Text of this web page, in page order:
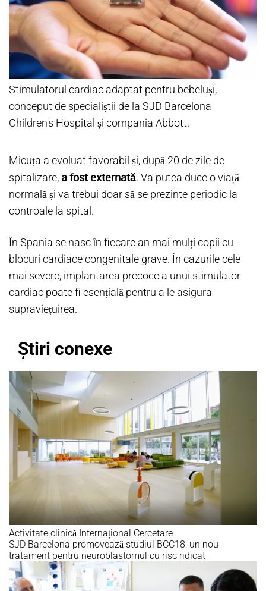
Stimulatorul cardiac adaptat pentru bebeluși,
conceput de specialiștii de la SJD Barcelona
Children's Hospital și compania Abbott.
Micuța a evoluat favorabil și, după 20 de zile de
spitalizare, a fost externată. Va putea duce o viață
normală și va trebui doar să se prezinte periodic la
controale la spital.
În Spania se nasc în fiecare an mai mulți copii cu
blocuri cardiace congenitale grave. În cazurile cele
mai severe, implantarea precoce a unui stimulator
cardiac poate fi esențială pentru a le asigura
supraviețuirea.
Știri conexe
Activitate clinică Internațional Cercetare
SJD Barcelona promovează studiul BCC18, un nou
tratament pentru neuroblastomul cu risc ridicat